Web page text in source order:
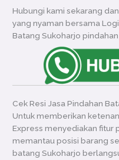
Hubungi kami sekarang
yang nyaman bersama
Batang Sukoharjo
Cek Resi Jasa Pindahan
Untuk memberikan
Express menyediakan fitur
memantau posisi barang
batang Sukoharjo